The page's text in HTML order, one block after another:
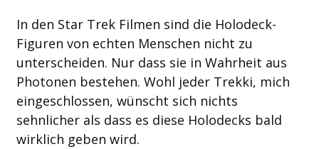
In den Star Trek Filmen sind die Holodeck-
Figuren von echten Menschen nicht zu
unterscheiden. Nur dass sie in Wahrheit aus
Photonen bestehen. Wohl jeder Trekki, mich
eingeschlossen, wünscht sich nichts
sehnlicher als dass es diese Holodecks bald
wirklich geben wird.